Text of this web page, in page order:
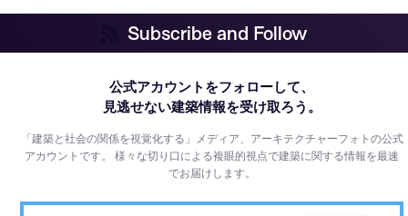
Subscribe and Follow
公式アカウントをフォローして、
見逃せない建築情報を受け取ろう。
「建築と社会の関係を視覚化する」メディア、アーキテクチャーフォトの公式
アカウントです。様々な切り口による複眼的視点で建築に関する情報を最速
でお届けします。